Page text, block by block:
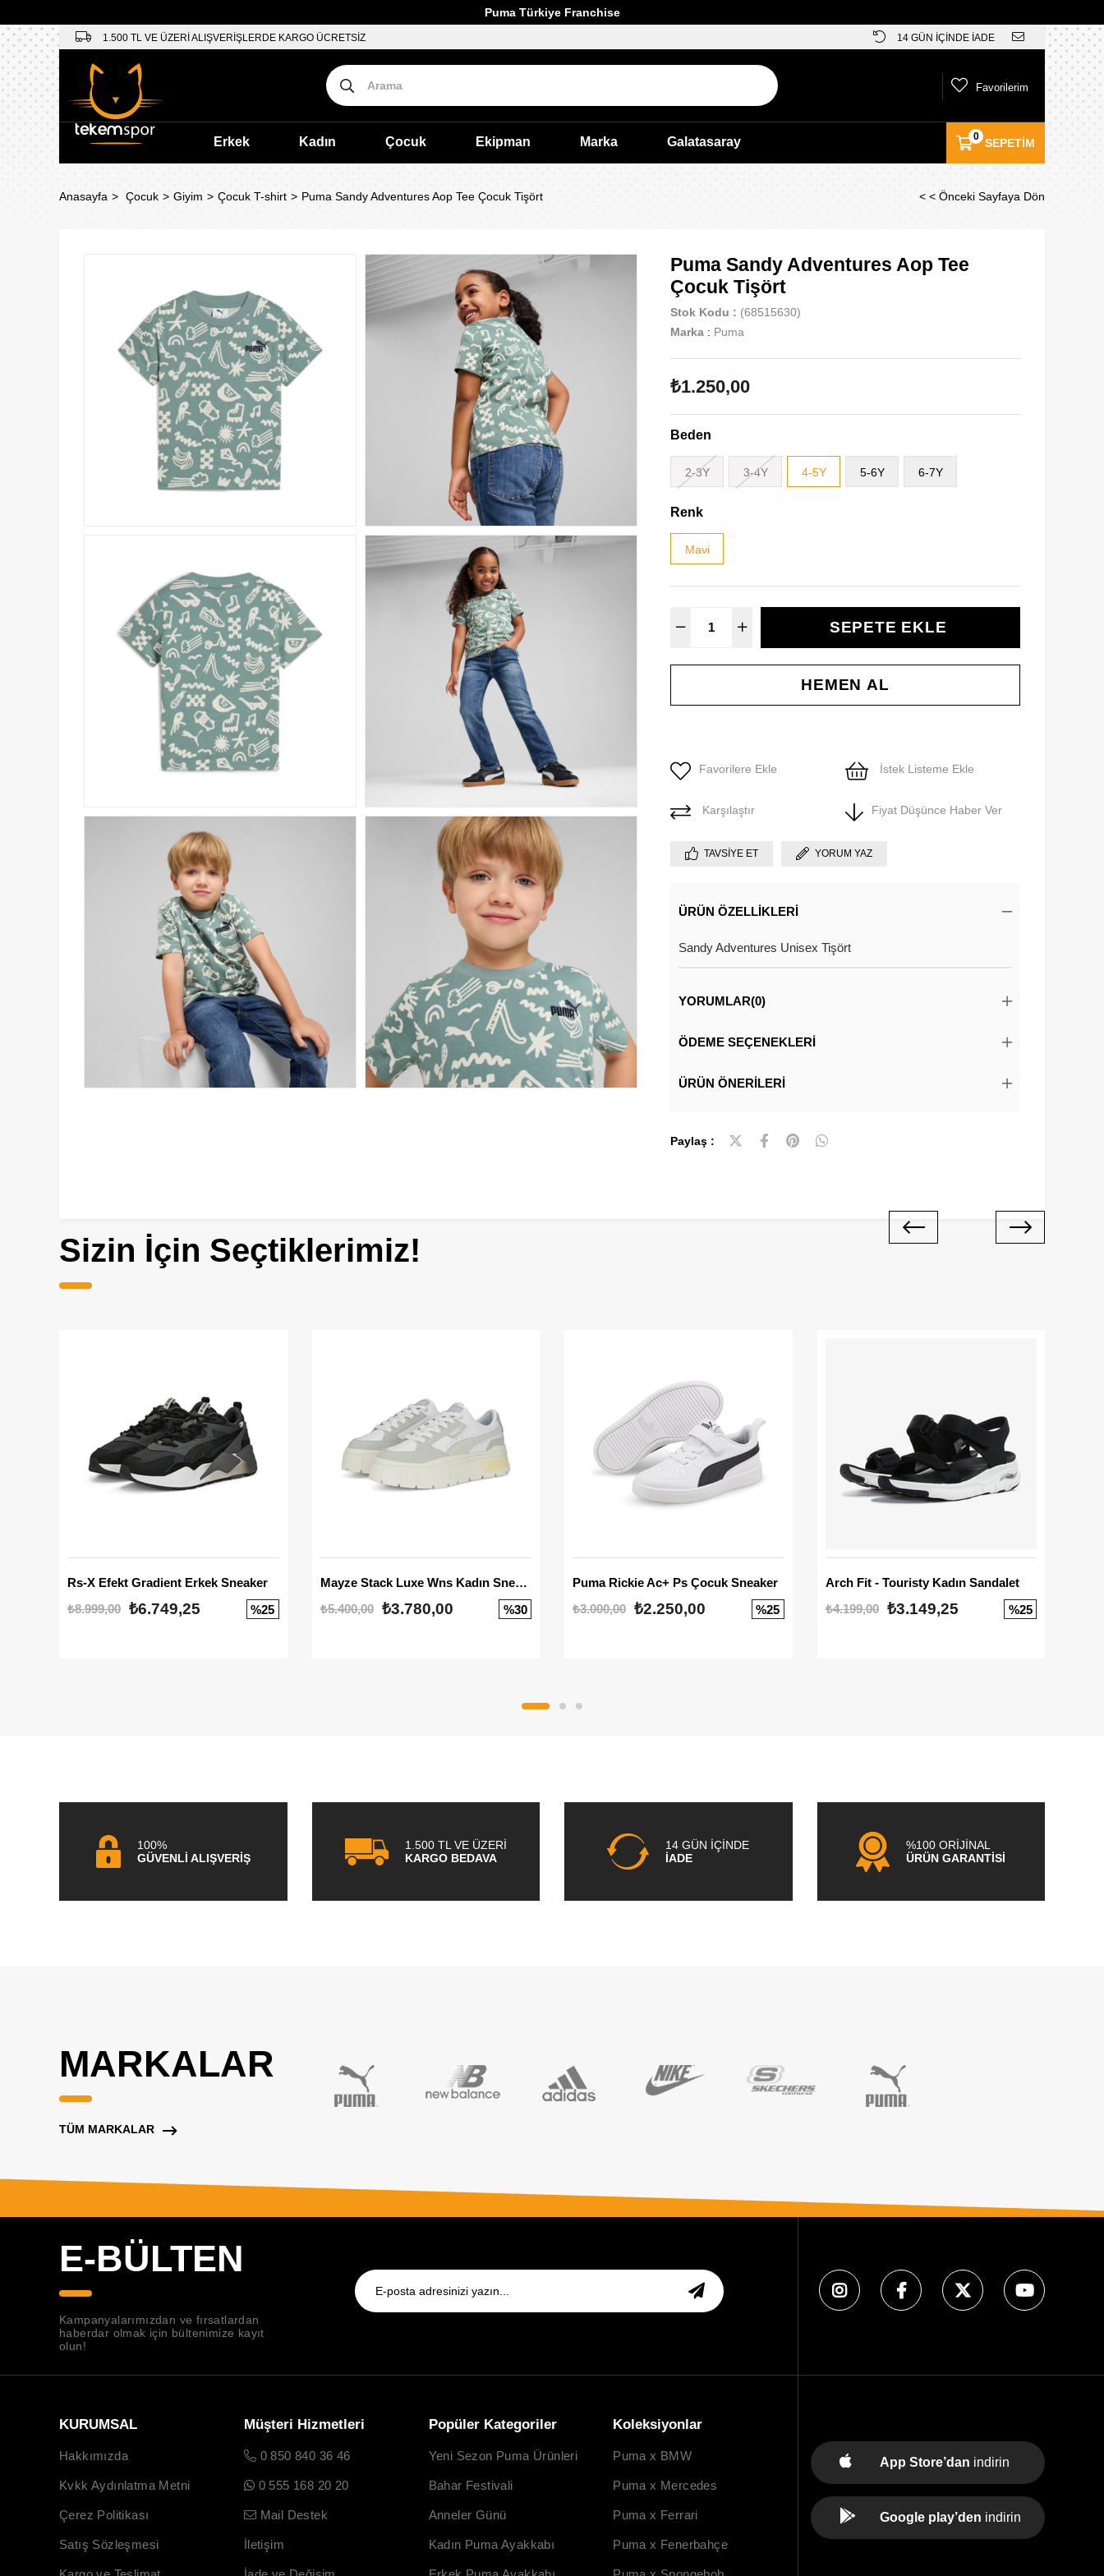
Puma Türkiye Franchise
1.500 TL VE ÜZERİ ALIŞVERİŞLERDE KARGO ÜCRETSİZ 14 GÜN İÇİNDE İADE
SEPETIM
0
Favorilerim
Erkek Kadın Çocuk Ekipman Marka Galatasaray
Anasayfa Çocuk Giyim Çocuk T-shirt Puma Sandy Adventures Aop Tee Çocuk Tişört < < Önceki Sayfaya Dön
Puma Sandy Adventures Aop Tee
Çocuk Tişört
Stok Kodu
(68515630)
Marka : Puma
₺1.250,00
Beden
2-3Y 3-4Y 4-5Y 5-6Y 6-7Y
Renk
Mavi
Favorilere Ekle İstek Listeme Ekle
Karşılaştır Fiyat Düşünce Haber Ver
TAVSIYE ET YORUM YAZ
ÜRÜN ÖZELLIKLERI
Sandy Adventures Unisex Tişört
YORUMLAR(0)
ÖDEME SEÇENEKLERI
ÜRÜN ÖNERILERI
Paylaş :
Sizin İçin Seçtiklerimiz!
Rs-X Efekt Gradient Erkek Sneaker
₺8.999,00 ₺6.749,25 %25
Mayze Stack Luxe Wns Kadın Sneaker
₺5.400,00
₺3.780,00 %30
Puma Rickie Ac+ Ps Çocuk Sneaker
₺3.000,00 ₺2.250,00 %25
Arch Fit - Touristy Kadın Sandalet
₺4.199,00
₺3.149,25 %25
100%
GÜVENLİ ALIŞVERİŞ
1.500 TL VE ÜZERİ
KARGO BEDAVA
14 GÜN İÇİNDE
İADE
%100 ORİJİNAL
ÜRÜN GARANTİSİ
MARKALAR
TÜM MARKALAR
E-BÜLTEN
Kampanyalarımızdan ve fırsatlardan
haberdar olmak için bültenimize kayıt
olun!
KURUMSAL
Hakkımızda
Kvkk Aydınlatma Metni
Çerez Politikası
Satış Sözleşmesi
Müşteri Hizmetleri
0 850 840 36 46
0 555 168 20 20
Mail Destek
İletişim
Popüler Kategoriler
Yeni Sezon Puma Ürünleri
Bahar Festivali
Anneler Günü
Kadın Puma Ayakkabı
Koleksiyonlar
Puma x BMW
Puma x Mercedes
Puma x Ferrari
Puma x Fenerbahçe
App Store’dan indirin
Google play’den indirin